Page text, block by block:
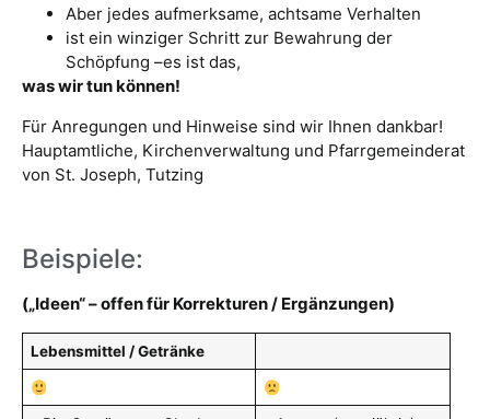
Aber jedes aufmerksame, achtsame Verhalten
ist ein winziger Schritt zur Bewahrung der
Schöpfung –es ist das,
was wir tun können!
Für Anregungen und Hinweise sind wir Ihnen dankbar!
Hauptamtliche, Kirchenverwaltung und Pfarrgemeinderat
von St. Joseph, Tutzing
Beispiele:
(„Ideen“ – offen für Korrekturen / Ergänzungen)
Lebensmittel / Getränke